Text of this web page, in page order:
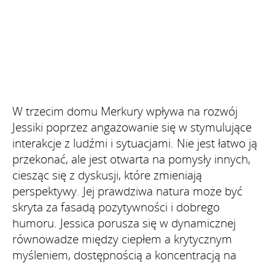
W trzecim domu Merkury wpływa na rozwój
Jessiki poprzez angażowanie się w stymulujące
interakcje z ludźmi i sytuacjami. Nie jest łatwo ją
przekonać, ale jest otwarta na pomysły innych,
ciesząc się z dyskusji, które zmieniają
perspektywy. Jej prawdziwa natura może być
skryta za fasadą pozytywności i dobrego
humoru. Jessica porusza się w dynamicznej
równowadze między ciepłem a krytycznym
myśleniem, dostępnością a koncentracją na